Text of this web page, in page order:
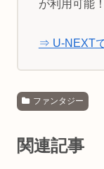
が利用可能！
⇒ U-NEXT
ファンタジー
関連記事